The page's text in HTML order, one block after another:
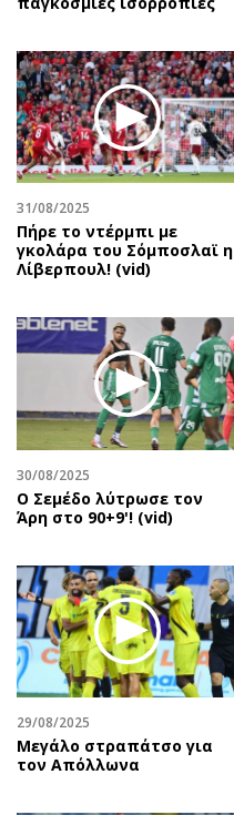
31/08/2025
Πήρε το ντέρμπι με
γκολάρα του Σόμποσλαϊ η
Λίβερπουλ! (vid)
30/08/2025
Ο Σεμέδο λύτρωσε τον
Άρη στο 90+9'! (vid)
29/08/2025
Μεγάλο στραπάτσο για
τον Απόλλωνα